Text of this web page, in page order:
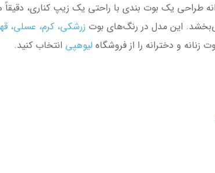
طراحی یک بوت بندی با راحتی یک زیپ کناری،
این مدل در رنگ‌های بوت زرشکی، کرم، عسلی،
زنانه و دخترانه را از فروشگاه لیوهپی انتخاب کنید.